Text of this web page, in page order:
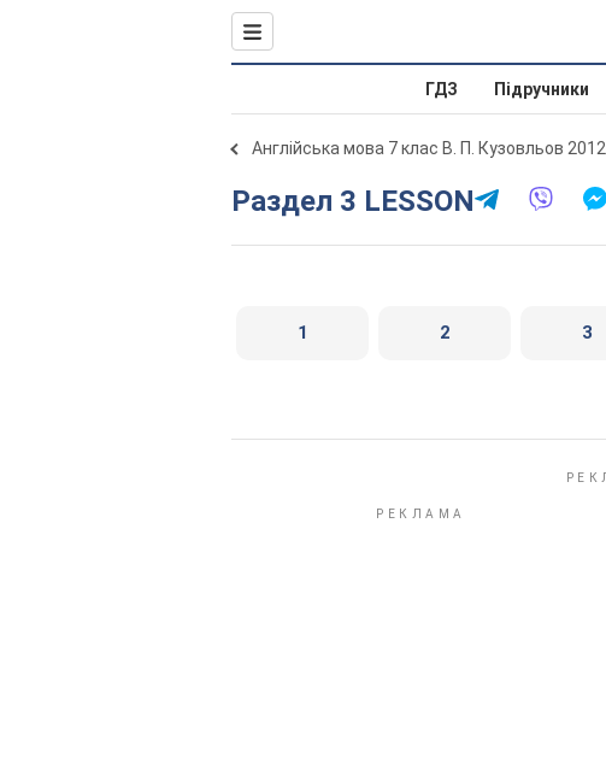
ГДЗ Підручники
Англійська мова 7 клас В. П. Кузовльов 2012
Раздел 3 LESSON
1 2 3